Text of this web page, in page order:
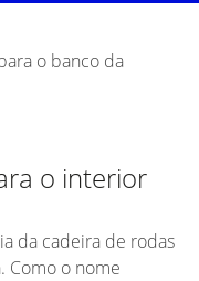
o banco da
o interior
da cadeira de rodas
Como o nome